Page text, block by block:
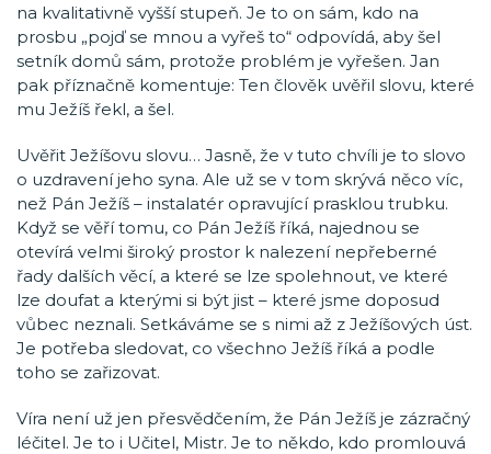
na kvalitativně vyšší stupeň. Je to on sám, kdo na
prosbu „pojď se mnou a vyřeš to“ odpovídá, aby šel
setník domů sám, protože problém je vyřešen. Jan
pak příznačně komentuje: Ten člověk uvěřil slovu, které
mu Ježíš řekl, a šel.
Uvěřit Ježíšovu slovu… Jasně, že v tuto chvíli je to slovo
o uzdravení jeho syna. Ale už se v tom skrývá něco víc,
než Pán Ježíš – instalatér opravující prasklou trubku.
Když se věří tomu, co Pán Ježíš říká, najednou se
otevírá velmi široký prostor k nalezení nepřeberné
řady dalších věcí, a které se lze spolehnout, ve které
lze doufat a kterými si být jist – které jsme doposud
vůbec neznali. Setkáváme se s nimi až z Ježíšových úst.
Je potřeba sledovat, co všechno Ježíš říká a podle
toho se zařizovat.
Víra není už jen přesvědčením, že Pán Ježíš je zázračný
léčitel. Je to i Učitel, Mistr. Je to někdo, kdo promlouvá